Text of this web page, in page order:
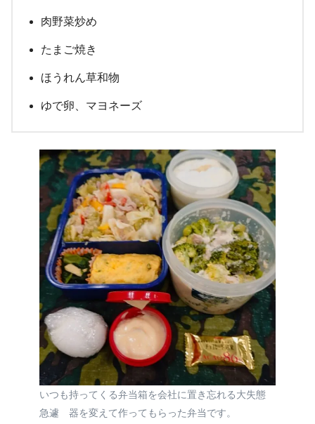
肉野菜炒め
たまご焼き
ほうれん草和物
ゆで卵、マヨネーズ
いつも持ってくる弁当箱を会社に置き忘れる大失態
急遽 器を変えて作ってもらった弁当です。